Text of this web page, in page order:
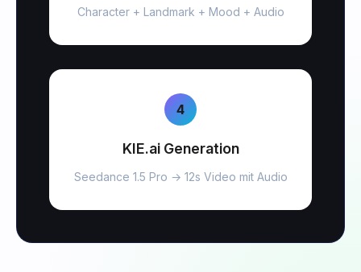
Character + Landmark + Mood + Audio
4
KIE.ai Generation
Seedance 1.5 Pro → 12s Video mit Audio